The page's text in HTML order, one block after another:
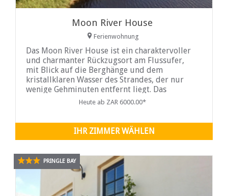
Moon River House
Ferienwohnung
Das Moon River House ist ein charaktervoller
und charmanter Rückzugsort am Flussufer,
mit Blick auf die Berghänge und dem
kristallklaren Wasser des Strandes, der nur
wenige Gehminuten entfernt liegt. Das
Holzhaus verfügt über drei Schlafzimmer und
die Terrasse verfügt über Gartenmöbel und
einen eingebauten Grill. Dies führt zu einem
Heute ab ZAR 6000.00*
IHR ZIMMER WÄHLEN
PRINGLE BAY